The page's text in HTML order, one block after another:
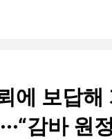
에 보답
감바 원